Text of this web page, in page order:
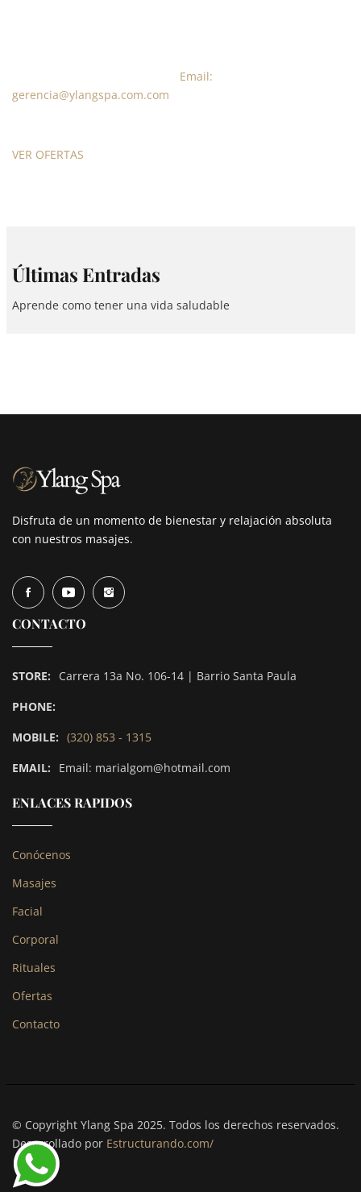
Email:
gerencia@ylangspa.com.com
VER OFERTAS
Últimas Entradas
Aprende como tener una vida saludable
Disfruta de un momento de bienestar y relajación absoluta
con nuestros masajes.
CONTACTO
STORE:
Carrera 13a No. 106-14 | Barrio Santa Paula
PHONE:
MOBILE: (320) 853 - 1315
EMAIL:
Email: marialgom@hotmail.com
ENLACES RAPIDOS
Conócenos
Masajes
Facial
Corporal
Rituales
Ofertas
Contacto
© Copyright Ylang Spa 2025. Todos los derechos reservados.
Desarrollado por Estructurando.com/